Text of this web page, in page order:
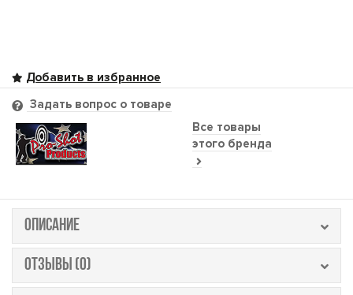
Все товары
этого бренда
Задать вопрос о товаре
ОПИСАНИЕ
ОТЗЫВЫ (0)